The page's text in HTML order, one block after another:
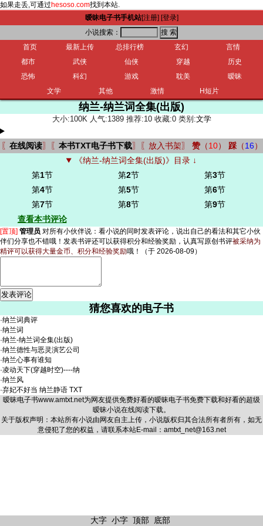
如果走丢,可通过hesoso.com找到本站.
暧昧电子书手机站[注册] [登录]
小说搜索：
首页
最新上传 总排行榜 玄幻
言情
都市
武侠 仙侠 穿越
历史
恐怖
科幻 游戏 耽美
暧昧
文学
其他 激情 H短片
纳兰-纳兰词全集(出版)
大小:100K 人气:1389 推荐:10 收藏:0 类别:文学
〖 在线阅读〗〖 本书TXT电子书下载〗〖 放入书架〗 赞（10） 踩（16）
《纳兰-纳兰词全集(出版)》目录 ↓
第1节 第2节 第3节
第4节 第5节 第6节
第7节 第8节 第9节
查看本书评论
[置顶] 管理员 对所有小伙伴说： 看小说的同时发表评论，说出自己的看法和其它小伙
伴们分享也不错哦！发表书评还可以获得积分和经验奖励，认真写原创书评被采纳为
精评可以获得大量金币、积分和经验奖励哦！ （于 2026-08-09）
猜您喜欢的电子书
·纳兰词典评
·纳兰词
·纳兰-纳兰词全集(出版)
·纳兰德性与恶灵演艺公司
·纳兰心事有谁知
·凌动天下(穿越时空)----纳
·纳兰风
·弃妃不好当 纳兰静语 TXT
大字 小字 顶部 底部
暧昧电子书www.amtxt.net为网友提供免费好看的暧昧电子书免费下载和好看的超级
暧昧小说在线阅读下载。
关于版权声明：本站所有小说由网友自主上传，小说版权归其合法所有者所有，如无
意侵犯了您的权益，请联系本站E-mail：amtxt_net@163.net